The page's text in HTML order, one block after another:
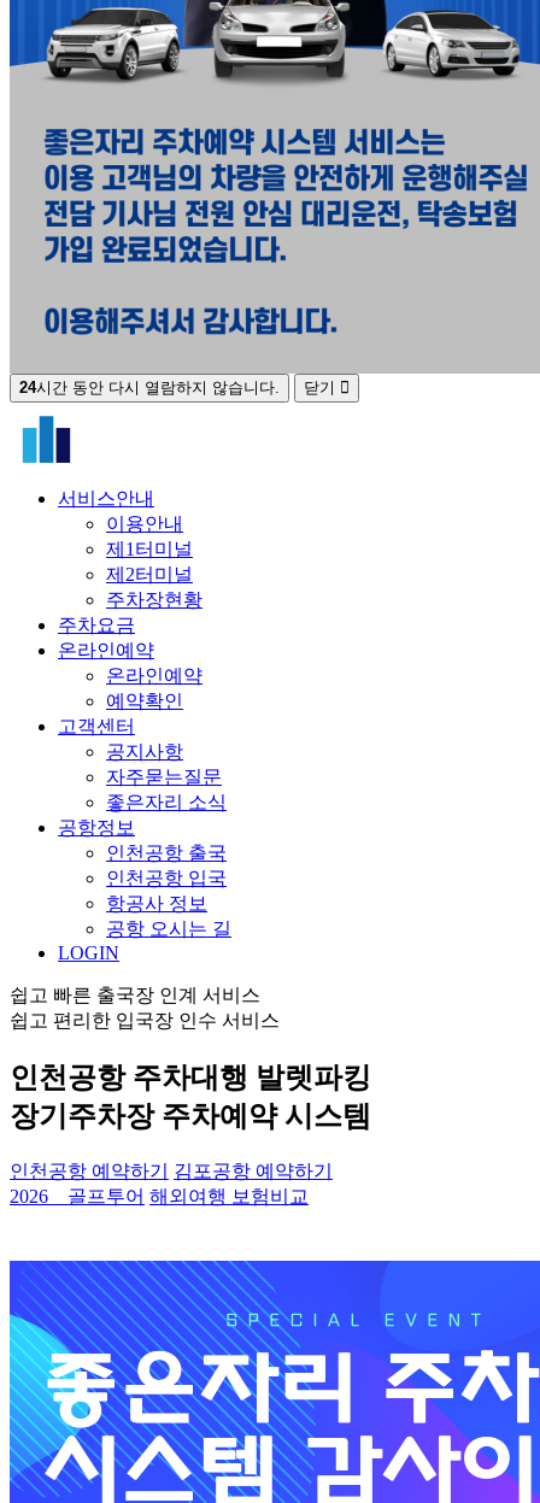
24시간 동안 다시 열람하지 않습니다. 닫기
서비스안내
이용안내
제1터미널
제2터미널
주차장현황
주차요금
온라인예약
온라인예약
예약확인
고객센터
공지사항
자주묻는질문
좋은자리 소식
공항정보
인천공항 출국
인천공항 입국
항공사 정보
공항 오시는 길
LOGIN
쉽고 빠른 출국장 인계 서비스
쉽고 편리한 입국장 인수 서비스
인천공항 주차대행 발렛파킹
장기주차장 주차예약 시스템
인천공항 예약하기
김포공항 예약하기
2026 골프투어 해외여행 보험비교